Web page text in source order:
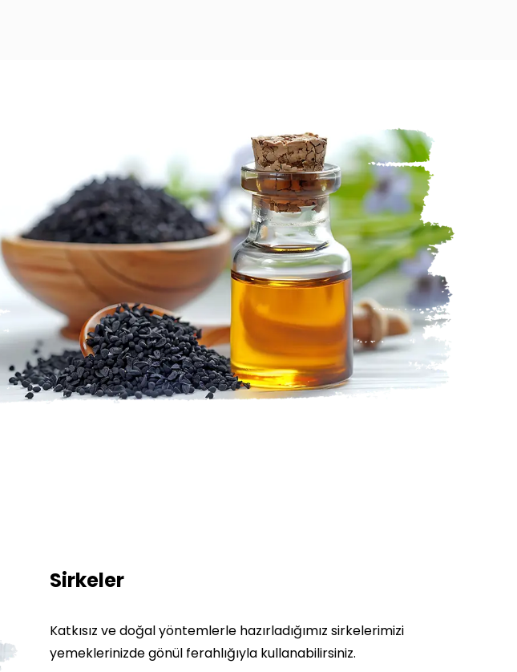
Sirkeler
Katkısız ve doğal yöntemlerle hazırladığımız sirkelerimizi
yemeklerinizde gönül ferahlığıyla kullanabilirsiniz.